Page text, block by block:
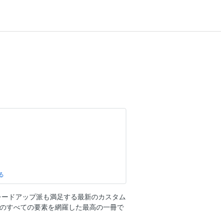
らない"
ラ
ドアップ派も満足する最新のカスタム
すべての要素を網羅した最高の一冊で